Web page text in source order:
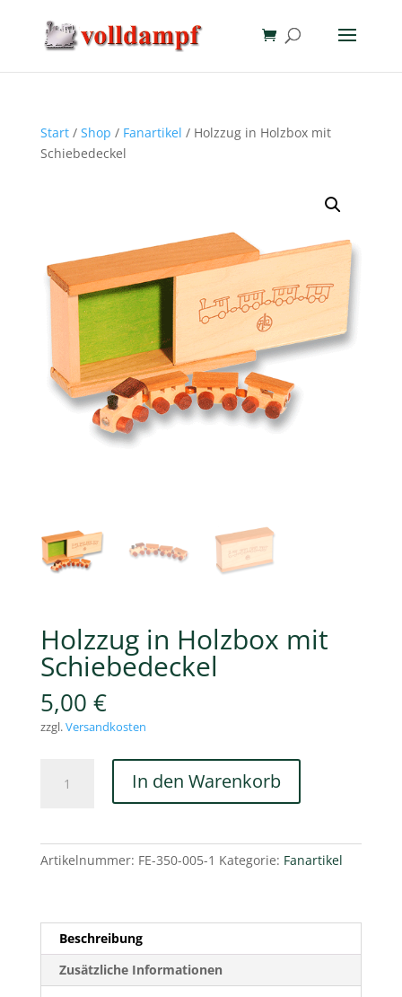
Start/ Shop / Fanartikel / Holzzug in Holzbox mit
Schiebedeckel
Holzzug in Holzbox mit
Schiebedeckel
5,00 €
zzgl.Versandkosten
Schiebedeckel
In den Warenkorb
Artikelnummer: FE-350-005-1 Kategorie: Fanartikel
Beschreibung
Zusätzliche Informationen